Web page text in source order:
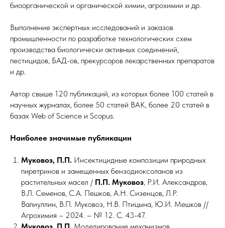
биоорганической и органической химии, агрохимии и др.
Выполнение экспертных исследований и заказов
промышленности по разработке технологических схем
производства биологически активных соединений,
пестицидов, БАД-ов, прекурсоров лекарственных препаратов
и др.
Автор свыше 120 публикаций, из которых более 100 статей в
научных журналах, более 50 статей ВАК, более 20 статей в
базах Web of Science и Scopus.
Наиболее значимые публикации
Муковоз, П.П. Инсектицидные композиции природных
пиретринов и замещенных бензодиоксоланов из
растительных масел / П.П. Муковоз, Р.И. Александров,
В.Л. Семенов, С.А. Пешков, А.Н. Сизенцов, Л.Р.
Валиуллин, В.П. Муковоз, Н.В. Птицына, Ю.И. Мешков //
Агрохимия – 2024. – № 12. С. 43-47.